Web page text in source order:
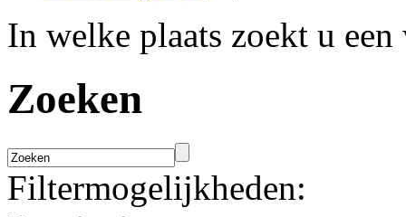
In welke plaats zoekt u een
Zoeken
Filtermogelijkheden: